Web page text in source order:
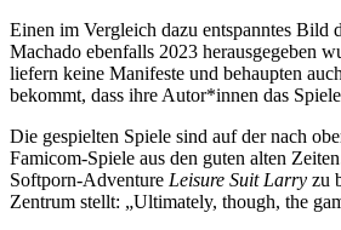
Einen im Vergleich dazu entspanntes
Machado ebenfalls 2023 herausgegeben
liefern keine Manifeste und behaupten
bekommt, dass ihre Autor*innen das
Die gespielten Spiele sind auf der nach
Famicom-Spiele aus den guten alten
Softporn-Adventure Leisure Suit Larry zu
Zentrum stellt: „Ultimately, though, the